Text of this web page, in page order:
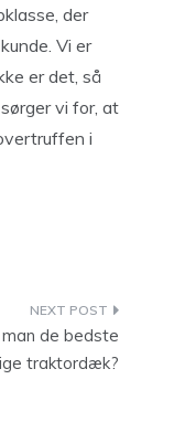
der
Vi er
er det, så
vi for, at
i
de bedste
traktordæk?